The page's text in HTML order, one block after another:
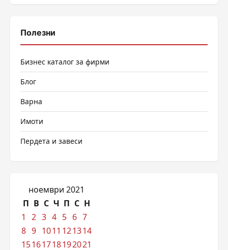
Полезни
Бизнес каталог за фирми
Блог
Варна
Имоти
Пердета и завеси
ноември 2021
П В С Ч П С Н
1
2 3 4 5 6 7
8 9 1011 121314
15161718192021